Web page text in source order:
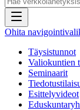
Ohita
Täysistunnot
Valiokuntien
Seminaarit
Esittelyvideot